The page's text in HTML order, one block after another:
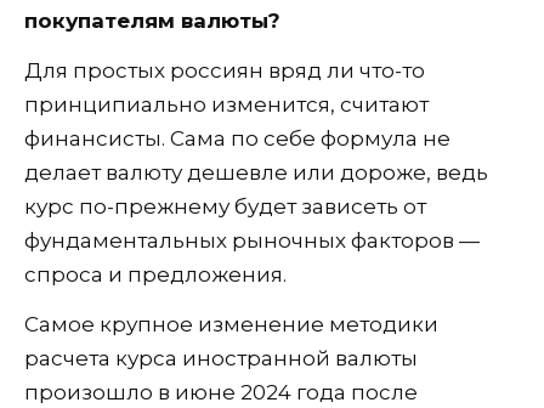
покупателям валюты?
Для простых россиян вряд ли что-то
принципиально изменится, считают
финансисты. Сама по себе формула не
делает валюту дешевле или дороже, ведь
курс по-прежнему будет зависеть от
фундаментальных рыночных факторов —
спроса и предложения.
Самое крупное изменение методики
расчета курса иностранной валюты
произошло в июне 2024 года после